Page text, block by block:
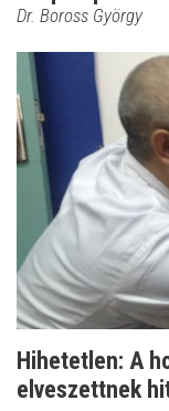
Dr. Boross György
Hihetetlen: A
elveszettnek